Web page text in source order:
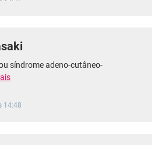
síndrome adeno-cutâneo-
14:48